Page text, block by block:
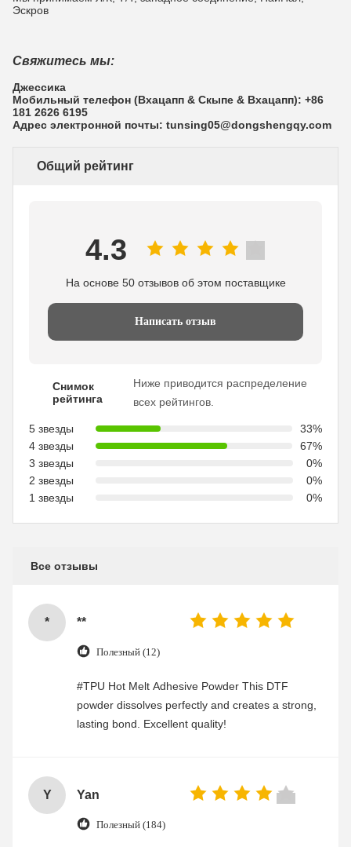
Эскров
Свяжитесь мы:
Джессика
Мобильный телефон (Вхацапп & Скыпе & Вхацапп): +86
181 2626 6195
Адрес электронной почты: tunsing05@dongshengqy.com
Общий рейтинг
4.3
На основе 50 отзывов об этом поставщике
Написать отзыв
Снимок
рейтинга
Ниже приводится распределение
всех рейтингов.
5 звезды
33%
4 звезды
67%
3 звезды
0%
2 звезды
0%
1 звезды
0%
Все отзывы
* **
Полезный (12)
#TPU Hot Melt Adhesive Powder This DTF
powder dissolves perfectly and creates a strong,
lasting bond. Excellent quality!
Y Yan
Полезный (184)